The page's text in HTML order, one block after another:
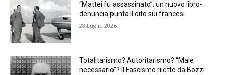
“Mattei fu assassinato”: un nuovo libro-
denuncia punta il dito sui francesi
28 Luglio 2026
Totalitarismo? Autoritarismo? “Male
necessario”? Il Fascismo riletto da Bozzi